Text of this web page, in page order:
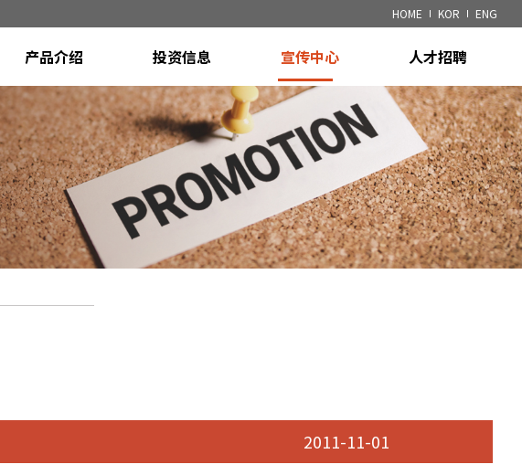
HOME KOR ENG
产品介绍 投资信息 宣传中心 人才招聘
Poly Etcher System
Etcher System)
Etcher System
Etcher System
Etcher System)
开发计划设备
财务信息
公示信息
通知事项
专利
招聘信息
2011-11-01